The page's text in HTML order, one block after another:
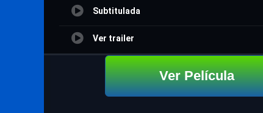
Subtitulada
Ver trailer
Ver Película